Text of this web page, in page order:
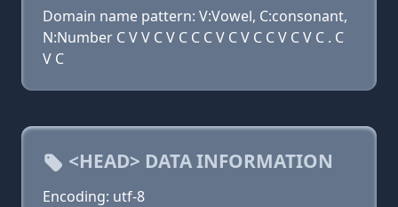
Domain name pattern: V:Vowel, C:consonant,
N:Number C V V C V C C C V C V C C V C V C . C
V C
<HEAD> DATA INFORMATION
Encoding: utf-8